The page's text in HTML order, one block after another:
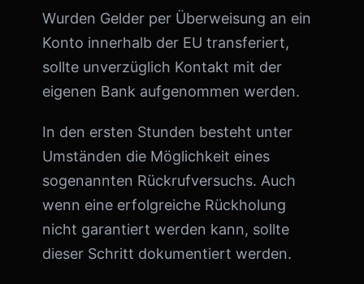
Wurden Gelder per Überweisung an ein
Konto innerhalb der EU transferiert,
sollte unverzüglich Kontakt mit der
eigenen Bank aufgenommen werden.
In den ersten Stunden besteht unter
Umständen die Möglichkeit eines
sogenannten Rückrufversuchs. Auch
wenn eine erfolgreiche Rückholung
nicht garantiert werden kann, sollte
dieser Schritt dokumentiert werden.